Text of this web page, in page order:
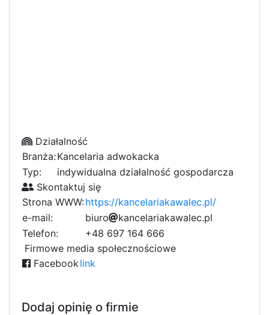
Działalność
Branża:Kancelaria adwokacka
Typ:
indywidualna działalność gospodarcza
Skontaktuj się
Strona WWW:https://kancelariakawalec.pl/
e-mail:
biuro 1
kanc0
4
elari1
f
1
akaf
5
walec.pl
Telefon:
+48 697 164 666
Firmowe media społecznościowe
Facebook link
Dodaj opinię o firmie